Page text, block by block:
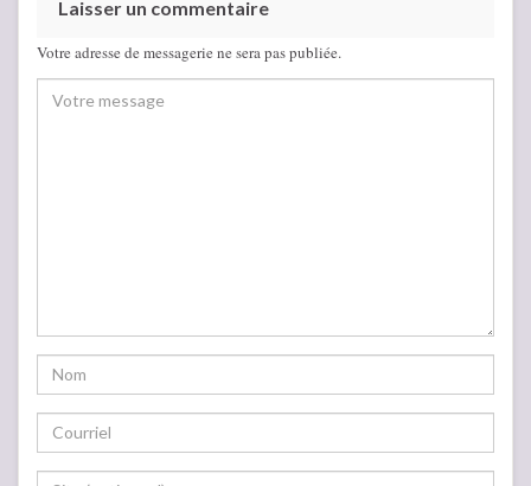
Laisser un commentaire
Votre adresse de messagerie ne sera pas publiée.